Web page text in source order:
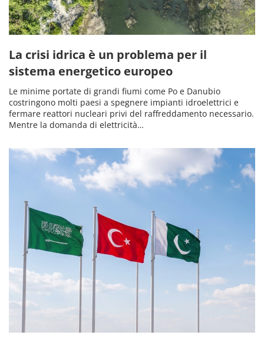
La crisi idrica è un problema per il
sistema energetico europeo
Le minime portate di grandi fiumi come Po e Danubio
costringono molti paesi a spegnere impianti idroelettrici e
fermare reattori nucleari privi del raffreddamento necessario.
Mentre la domanda di elettricità…